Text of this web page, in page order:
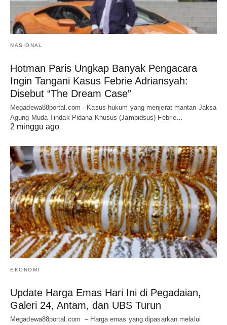
NASIONAL
Hotman Paris Ungkap Banyak Pengacara
Ingin Tangani Kasus Febrie Adriansyah:
Disebut “The Dream Case”
Megadewa88portal.com - Kasus hukum yang menjerat mantan Jaksa
Agung Muda Tindak Pidana Khusus (Jampidsus) Febrie…
2 minggu ago
EKONOMI
Update Harga Emas Hari Ini di Pegadaian,
Galeri 24, Antam, dan UBS Turun
Megadewa88portal.com – Harga emas yang dipasarkan melalui